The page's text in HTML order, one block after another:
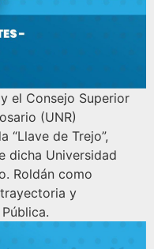
el Consejo Superior
(UNR)
“Llave de Trejo”,
dicha Universidad
Roldán como
y